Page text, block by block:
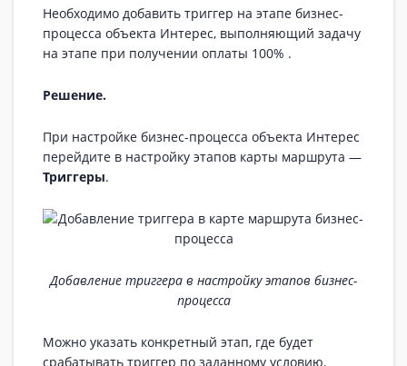
Необходимо добавить триггер на этапе бизнес-
процесса объекта Интерес, выполняющий задачу
на этапе при получении оплаты 100% .
Решение.
При настройке бизнес-процесса объекта Интерес
перейдите в настройку этапов карты маршрута —
Триггеры.
Добавление триггера в настройку этапов бизнес-
процесса
Можно указать конкретный этап, где будет
срабатывать триггер по заданному условию.